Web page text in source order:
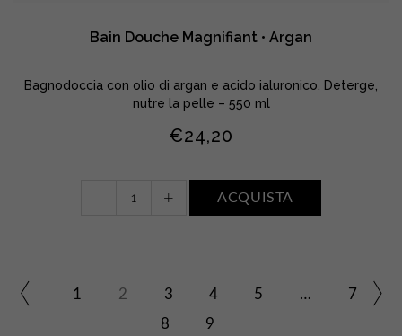
Bain Douche Magnifiant • Argan
Bagnodoccia con olio di argan e acido ialuronico. Deterge,
nutre la pelle – 550 ml
€24,20
quantity
- + ACQUISTA
1 2 3 4 5 …
7
8
9